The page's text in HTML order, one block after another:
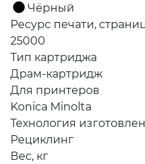
Чёрный
Ресурс печати,
25000
Тип картриджа
Драм-картридж
Для принтеров
Konica Minolta
Технология
Рециклинг
Вес, кг